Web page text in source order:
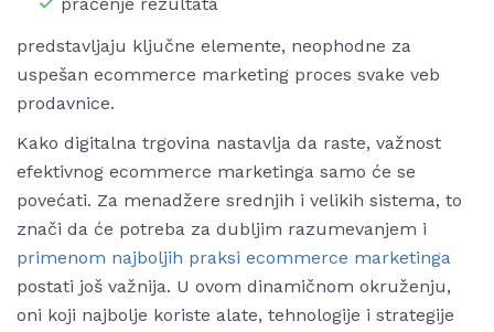
predstavljaju ključne elemente, neophodne za
uspešan ecommerce marketing proces svake veb
prodavnice.
Kako digitalna trgovina nastavlja da raste, važnost
efektivnog ecommerce marketinga samo će se
povećati. Za menadžere srednjih i velikih sistema, to
znači da će potreba za dubljim razumevanjem i
primenom najboljih praksi ecommerce marketinga
postati još važnija. U ovom dinamičnom okruženju,
oni koji najbolje koriste alate, tehnologije i strategije